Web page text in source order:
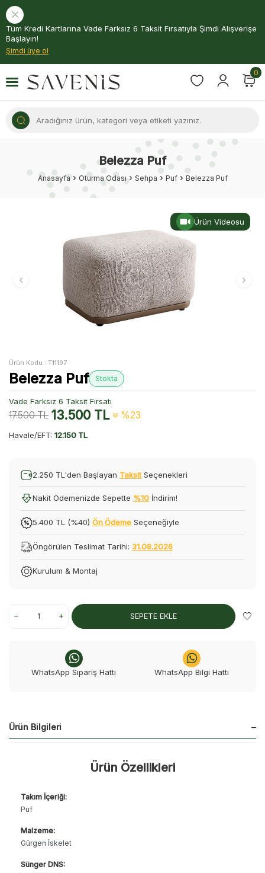
Tüm Kredi Kartlarına Vade Farksız 6 Taksit Fırsatıyla Şimdi Alışverişe
Başlayın!
Şimdi üye ol
0
Belezza Puf
Anasayfa Oturma Odası Sehpa Puf Belezza Puf
Ürün Videosu
Ürün Kodu : T11197
Belezza Puf Stokta
Vade Farksız 6 Taksit Fırsatı
17.500TL 13.500TL %23
Havale/EFT: 12.150 TL
2.250 TL'den Başlayan Taksit Seçenekleri
Nakit Ödemenizde Sepette %10 İndirim!
5.400 TL (%40) Ön Ödeme Seçeneğiyle
Öngörülen Teslimat Tarihi: 31.08.2026
Kurulum & Montaj
SEPETE EKLE
WhatsApp Sipariş Hattı WhatsApp Bilgi Hattı
Ürün Bilgileri
Ürün Özellikleri
Takım İçeriği:
Puf
Malzeme:
Gürgen İskelet
Sünger DNS: